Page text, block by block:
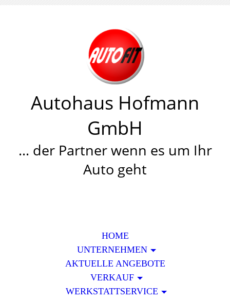
Autohaus Hofmann
GmbH
… der Partner wenn es um Ihr
Auto geht
HOME
UNTERNEHMEN
AKTUELLE ANGEBOTE
VERKAUF
WERKSTATTSERVICE